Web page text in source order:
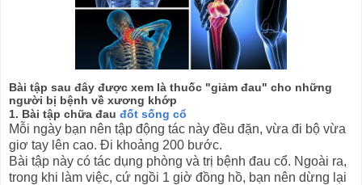
Bài tập sau đây được xem là thuốc "giảm đau" cho những
người bị bệnh về xương khớp
1. Bài tập chữa đau đốt sống cổ
Mỗi ngày bạn nên tập động tác này đều đặn, vừa đi bộ vừa
giơ tay lên cao. Đi khoảng 200 bước.
Bài tập này có tác dụng phòng và trị bệnh đau cổ. Ngoài ra,
trong khi làm việc, cứ ngồi 1 giờ đồng hồ, bạn nên dừng lại